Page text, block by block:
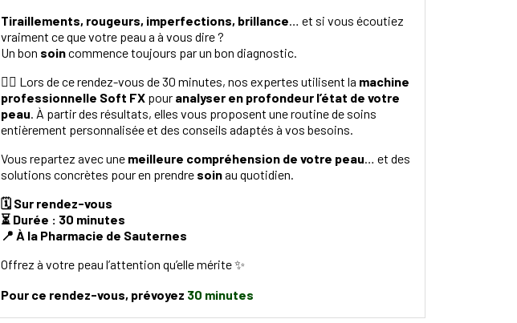
Tiraillements, rougeurs, imperfections, brillance … et si vous écoutiez
vraiment ce que votre peau a à vous dire ?
Un bon soincommence toujours par un bon diagnostic.
👩‍⚕️ Lors de ce rendez-vous de 30 minutes, nos expertes utilisent la machine
professionnelle Soft FX pour analyser en profondeur l’état de votre
peau . À partir des résultats, elles vous proposent une routine de soins
entièrement personnalisée et des conseils adaptés à vos besoins.
Vous repartez avec une meilleure compréhension de votre peau … et des
solutions concrètes pour en prendre soinau quotidien.
🗓️ Sur rendez-vous
⏳ Durée : 30 minutes
📍 À la Pharmacie de Sauternes
Offrez à votre peau l’attention qu’elle mérite ✨
Pour ce rendez-vous, prévoyez 30 minutes